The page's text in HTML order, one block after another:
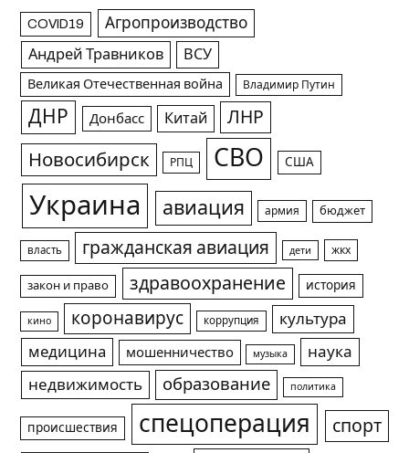
COVID19 Агропроизводство
Андрей Травников ВСУ
Великая Отечественная война Владимир Путин
ДНР Донбасс Китай ЛНР
Новосибирск РПЦ СВО США
Украина авиация армия бюджет
власть гражданская авиация дети жкх
закон и право здравоохранение история
кино коронавирус коррупция
культура
медицина
мошенничество музыка
наука
недвижимость
образование политика
происшествия спецоперация спорт